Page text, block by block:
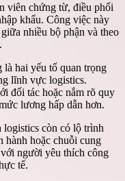
viên chứng từ, điều phối
khẩu. Công việc này
nhiều bộ phận và theo
hai yếu tố quan trọng
lĩnh vực logistics.
đối tác hoặc nắm rõ quy
lương hấp dẫn hơn.
logistics còn có lộ trình
hành hoặc chuỗi cung
người yêu thích công
tế.